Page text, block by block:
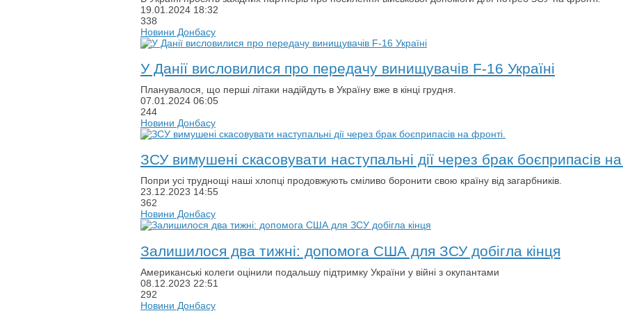
19.01.2024 18:32
338
Новини Донбасу
У Данії висловилися про передачу винищувачів F-16 Україні
Планувалося, що перші літаки надійдуть в Україну вже в кінці грудня.
07.01.2024 06:05
244
Новини Донбасу
ЗСУ вимушені скасовувати наступальні дії через брак боєприпасів
Попри усі труднощі наші хлопці продовжують сміливо боронити свою країну від загарбників.
23.12.2023 14:55
362
Новини Донбасу
Залишилося два тижні: допомога США для ЗСУ добігла кінця
Американські колеги оцінили подальшу підтримку України у війні з окупантами
08.12.2023 22:51
292
Новини Донбасу